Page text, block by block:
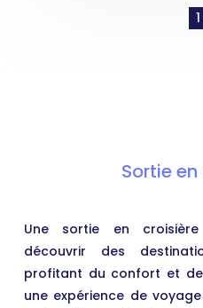
1
Sortie
Une sortie en
découvrir des
profitant du confort et
une expérience de